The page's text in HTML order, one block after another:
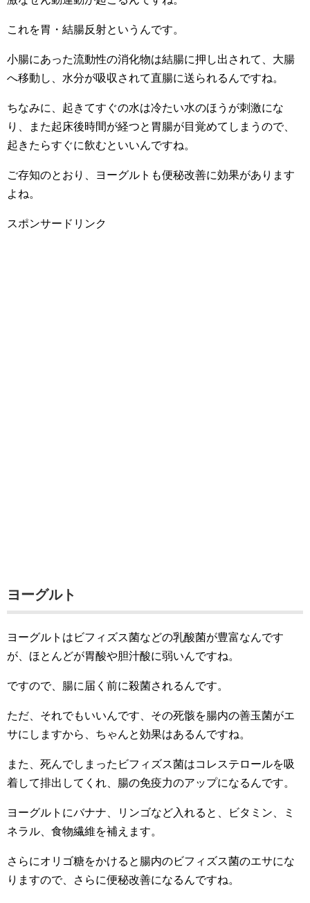
これを胃・結腸反射というんです。
小腸にあった流動性の消化物は結腸に押し出されて、大腸
へ移動し、水分が吸収されて直腸に送られるんですね。
ちなみに、起きてすぐの水は冷たい水のほうが刺激にな
り、また起床後時間が経つと胃腸が目覚めてしまうので、
起きたらすぐに飲むといいんですね。
ご存知のとおり、ヨーグルトも便秘改善に効果があります
よね。
スポンサードリンク
ヨーグルト
ヨーグルトはビフィズス菌などの乳酸菌が豊富なんです
が、ほとんどが胃酸や胆汁酸に弱いんですね。
ですので、腸に届く前に殺菌されるんです。
ただ、それでもいいんです、その死骸を腸内の善玉菌がエ
サにしますから、ちゃんと効果はあるんですね。
また、死んでしまったビフィズス菌はコレステロールを吸
着して排出してくれ、腸の免疫力のアップになるんです。
ヨーグルトにバナナ、リンゴなど入れると、ビタミン、ミ
ネラル、食物繊維を補えます。
さらにオリゴ糖をかけると腸内のビフィズス菌のエサにな
りますので、さらに便秘改善になるんですね。